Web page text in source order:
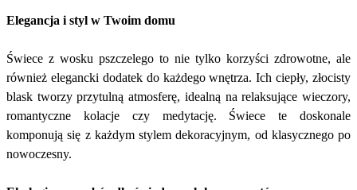
Elegancja i styl w Twoim domu
Świece z wosku pszczelego to nie tylko korzyści zdrowotne, ale
również elegancki dodatek do każdego wnętrza. Ich ciepły, złocisty
blask tworzy przytulną atmosferę, idealną na relaksujące wieczory,
romantyczne kolacje czy medytację. Świece te doskonale
komponują się z każdym stylem dekoracyjnym, od klasycznego po
nowoczesny.